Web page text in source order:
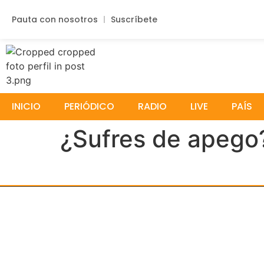
Pauta con nosotros Suscríbete
INICIO PERIÓDICO RADIO LIVE PAÍS
¿Sufres de